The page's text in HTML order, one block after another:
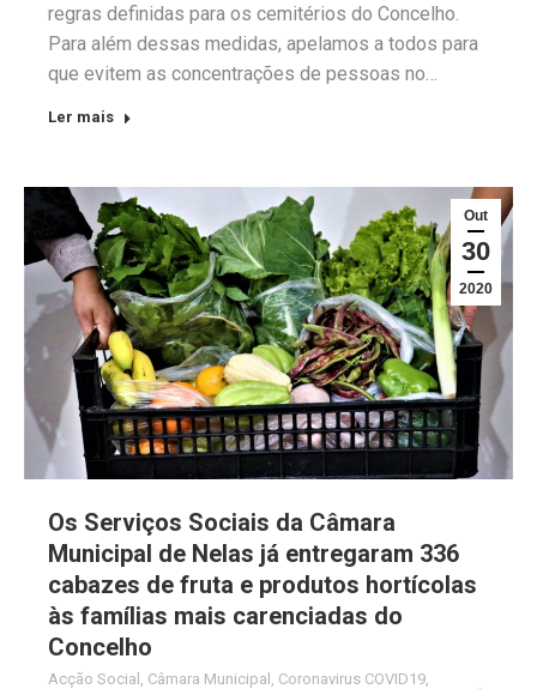
regras definidas para os cemitérios do Concelho.
Para além dessas medidas, apelamos a todos para
que evitem as concentrações de pessoas no…
Ler mais
Out
30
2020
Os Serviços Sociais da Câmara
Municipal de Nelas já entregaram 336
cabazes de fruta e produtos hortícolas
às famílias mais carenciadas do
Concelho
Acção Social Câmara Municipal Coronavirus COVID19